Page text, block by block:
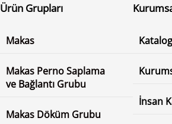
Ürün Grupları
Makas
Makas Perno Saplama
ve Bağlantı Grubu
Makas Döküm Grubu
Katalog
İnsan